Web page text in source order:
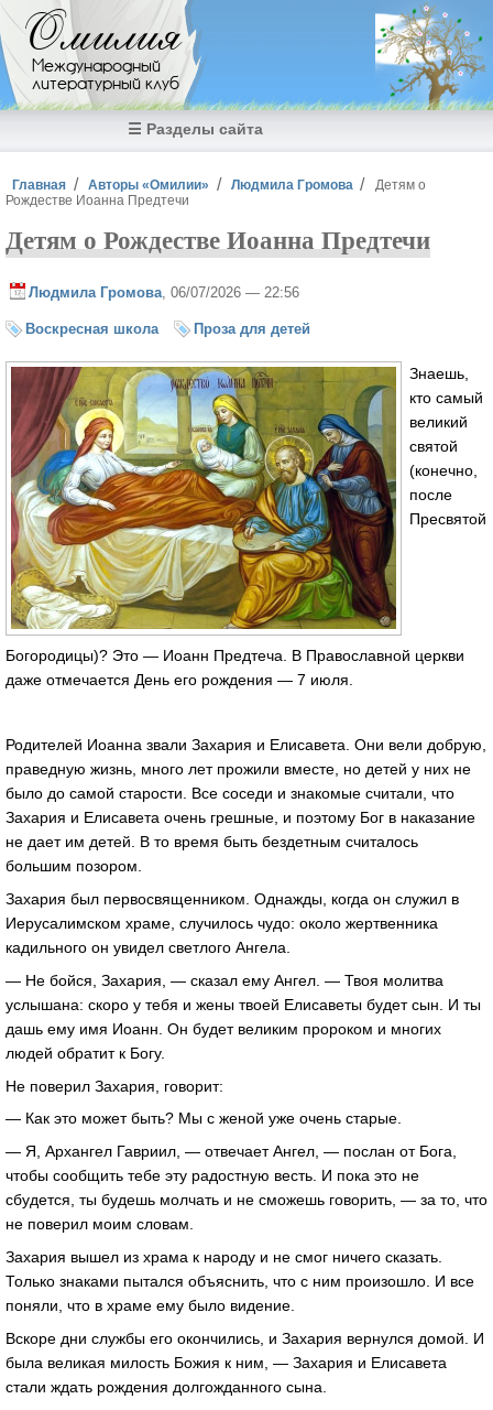
Перейти к основному содержанию
Омилия
Международный
литературный клуб
☰ Разделы сайта
Вы здесь
Главная Авторы «Омилии» Людмила Громова
Детям о
Рождестве Иоанна Предтечи
Детям о Рождестве Иоанна Предтечи
Людмила Громова , 06/07/2026 — 22:56
Воскресная школа Проза для детей
Знаешь,
кто самый
великий
святой
(конечно,
после
Пресвятой
Богородицы)? Это — Иоанн Предтеча. В Православной церкви
даже отмечается День его рождения — 7 июля.
Родителей Иоанна звали Захария и Елисавета. Они вели добрую,
праведную жизнь, много лет прожили вместе, но детей у них не
было до самой старости. Все соседи и знакомые считали, что
Захария и Елисавета очень грешные, и поэтому Бог в наказание
не дает им детей. В то время быть бездетным считалось
большим позором.
Захария был первосвященником. Однажды, когда он служил в
Иерусалимском храме, случилось чудо: около жертвенника
кадильного он увидел светлого Ангела.
— Не бойся, Захария, — сказал ему Ангел. — Твоя молитва
услышана: скоро у тебя и жены твоей Елисаветы будет сын. И ты
дашь ему имя Иоанн. Он будет великим пророком и многих
людей обратит к Богу.
Не поверил Захария, говорит:
— Как это может быть? Мы с женой уже очень старые.
— Я, Архангел Гавриил, — отвечает Ангел, — послан от Бога,
чтобы сообщить тебе эту радостную весть. И пока это не
сбудется, ты будешь молчать и не сможешь говорить, — за то, что
не поверил моим словам.
Захария вышел из храма к народу и не смог ничего сказать.
Только знаками пытался объяснить, что с ним произошло. И все
поняли, что в храме ему было видение.
Вскоре дни службы его окончились, и Захария вернулся домой. И
была великая милость Божия к ним, — Захария и Елисавета
стали ждать рождения долгожданного сына.